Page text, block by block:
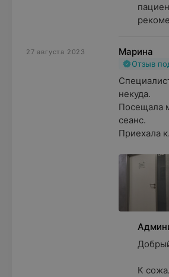
27 августа 2023 Марина
Отзыв
некуда.
Посещала
сеанс.
Приехала
К